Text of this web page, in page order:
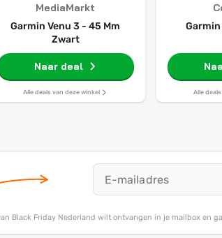
MediaMarkt
Garmin Venu 3 - 45 Mm
Zwart
Naar deal
Alle deals van deze winkel Alle
Black Friday Nederland wilt ontvangen in je mailbox en